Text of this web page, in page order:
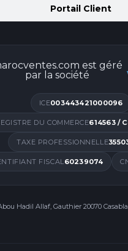
Portail Client
est géré
par la société
ICE003443421000096
DU COMMERCE614563 /
TAXE PROFESSIONNELLE
FISCAL60239074
Hadil Allaf, Gauthier 20070